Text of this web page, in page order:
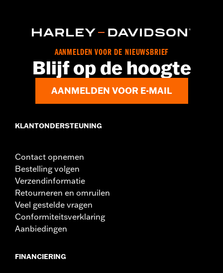
AANMELDEN VOOR DE NIEUWSBRIEF
Blijf op de hoogte
AANMELDEN VOOR E-MAIL
KLANTONDERSTEUNING
Contact opnemen
Bestelling volgen
Verzendinformatie
Retourneren en omruilen
Veel gestelde vragen
Conformiteitsverklaring
Aanbiedingen
FINANCIERING